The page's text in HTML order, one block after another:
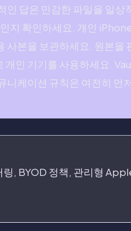
답은 민감한 파일을 일상
지 확인하세요. 개인
사본을 보관하세요. 원본을
인 기기를 사용하세요.
케이션 규칙은 여전히 먼
, BYOD 정책, 관리형